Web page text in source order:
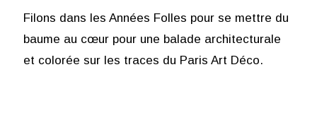
Filons dans les Années Folles pour se mettre du
baume au cœur pour une balade architecturale
et colorée sur les traces du Paris Art Déco.